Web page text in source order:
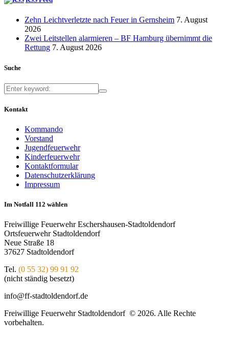
Zehn Leichtverletzte nach Feuer in Gernsheim 7. August
2026
Zwei Leitstellen alarmieren – BF Hamburg übernimmt die
Rettung 7. August 2026
Suche
Kontakt
Kommando
Vorstand
Jugendfeuerwehr
Kinderfeuerwehr
Kontaktformular
Datenschutzerklärung
Impressum
Im Notfall 112 wählen
Freiwillige Feuerwehr Eschershausen-Stadtoldendorf
Ortsfeuerwehr Stadtoldendorf
Neue Straße 18
37627 Stadtoldendorf
Tel. (0 55 32) 99 91 92
(nicht ständig besetzt)
info@ff-stadtoldendorf.de
Freiwillige Feuerwehr Stadtoldendorf © 2026. Alle Rechte
vorbehalten.